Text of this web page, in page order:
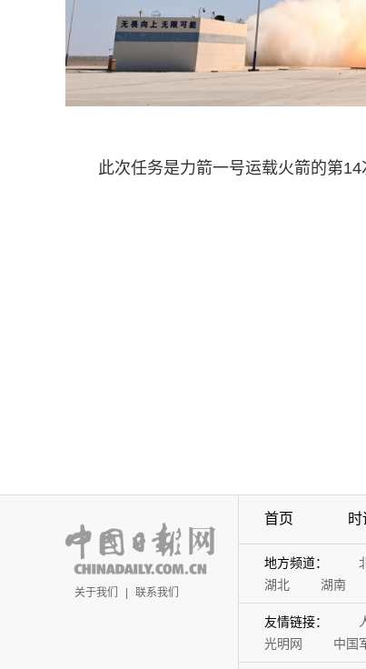
此次任务是力箭一号运载火箭的第
关于我们 | 联系我们
首页 时
地方频道：
湖北
湖南
友情链接：
光明网
中国